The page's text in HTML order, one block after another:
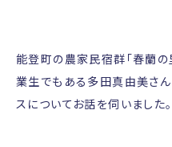
能登町の農家民宿群「春蘭の
業生でもある多田真由美さ
スについてお話を伺いました。